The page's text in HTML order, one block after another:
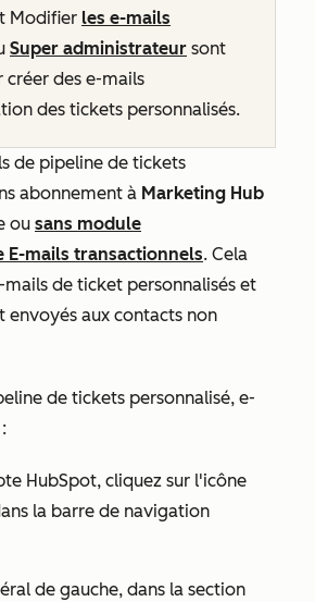
Modifier les e-mails
Super administrateur sont
créer des e-mails
des tickets personnalisés.
de pipeline de tickets
abonnement à Marketing Hub
ou sans module
E-mails transactionnels. Cela
mails de ticket personnalisés et
envoyés aux contacts non
de tickets personnalisé, e-
HubSpot, cliquez sur l'icône
la barre de navigation
de gauche, dans la section